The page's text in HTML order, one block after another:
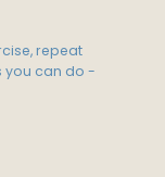
repeat
you can do -